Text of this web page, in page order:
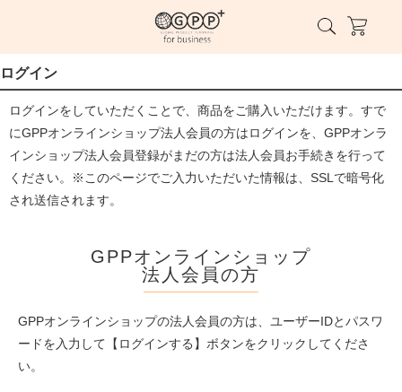
ログイン
ログインをしていただくことで、商品をご購入いただけます。すで
にGPPオンラインショップ法人会員の方はログインを、GPPオンラ
インショップ法人会員登録がまだの方は法人会員お手続きを行って
ください。※このページでご入力いただいた情報は、SSLで暗号化
され送信されます。
GPPオンラインショップ
法人会員の方
GPPオンラインショップの法人会員の方は、ユーザーIDとパスワ
ードを入力して【ログインする】ボタンをクリックしてくださ
い。